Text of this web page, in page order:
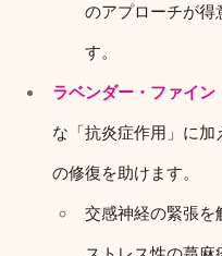
のアプローチが得
す。
ラベンダー・ファイン
な「抗炎症作用」に加
の修復を助けます。
交感神経の緊張を